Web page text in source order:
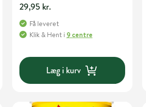
29,95 kr.
Få leveret
Klik & Hent i 9 centre
Læg i kurv